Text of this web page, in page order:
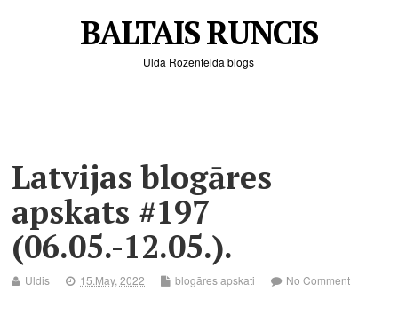
BALTAIS RUNCIS
Ulda Rozenfelda blogs
Latvijas blogāres
apskats #197
(06.05.-12.05.).
Uldis 15.May, 2022 blogāres apskati No Comment